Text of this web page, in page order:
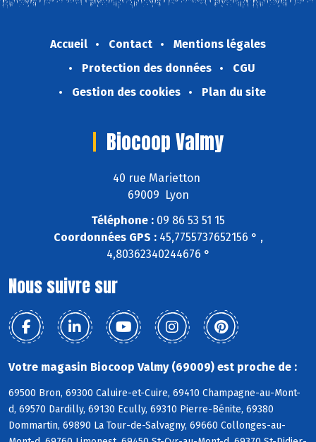
Accueil Contact
Mentions légales
Protection des données
CGU
Gestion des cookies
Plan du site
Biocoop Valmy
40 rue Marietton
69009 Lyon
Téléphone : 09 86 53 51 15
Coordonnées GPS :45,7755737652156 ° ,
4,80362340244676 °
Nous suivre sur
Votre magasin Biocoop Valmy (69009) est proche de :
69500 Bron, 69300 Caluire-et-Cuire, 69410 Champagne-au-Mont-
d, 69570 Dardilly, 69130 Ecully, 69310 Pierre-Bénite, 69380
Dommartin, 69890 La Tour-de-Salvagny, 69660 Collonges-au-